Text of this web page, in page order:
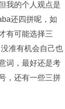
我的个人观点是
还四拼呢，如
有可能选择三
准有机会自己也
词，最好还是考
，还有一些三拼